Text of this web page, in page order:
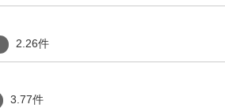
2.26件
3.77件